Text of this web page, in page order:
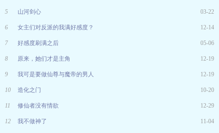
5 山河剑心 03-22
6 女主们对反派的我满好感度？ 12-14
7 好感度刷满之后 05-06
8 原来，她们才是主角 12-19
9 我可是要做仙尊与魔帝的男人 12-19
10 造化之门 10-20
11 修仙者没有情欲 12-29
12 我不做神了 11-04